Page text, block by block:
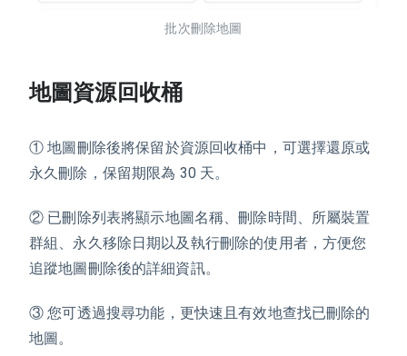
批次刪除地圖
地圖資源回收桶
①地圖刪除後將保留於資源回收桶中，可選擇還原或
永久刪除，保留期限為 30 天。
② 已刪除列表將顯示地圖名稱、刪除時間、所屬裝置
群組、永久移除日期以及執行刪除的使用者，方便您
追蹤地圖刪除後的詳細資訊。
③您可透過搜尋功能，更快速且有效地查找已刪除的
地圖。